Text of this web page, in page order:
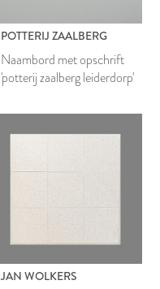
POTTERIJ ZAALBERG
Naambord met opschrift
'potterij zaalberg leiderdorp'
JAN WOLKERS